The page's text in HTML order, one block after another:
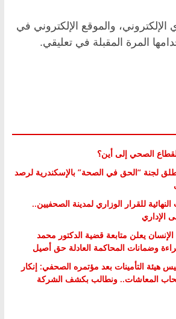
والموقع الإلكتروني في
المرة المقبلة في تعليقي.
الصحي إلى أين؟
لجنة “الحق في الصحة” بالإسكندرية لرصد
للقرار الوزاري لمدينة الصحفيين..
الإداري
يعلن متابعة قضية الدكتور محمد
وضمانات المحاكمة العادلة حق أصيل
هيئة التأمينات بعد مؤتمره الصحفي: إنكار
المعاشات.. ونطالب بكشف الشركة